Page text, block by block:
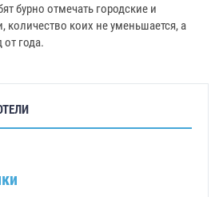
бурно отмечать городские и
количество коих не уменьшается, а
от года.